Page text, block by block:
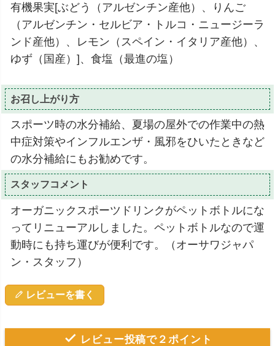
有機果実[ぶどう（アルゼンチン産他）、りんご
（アルゼンチン・セルビア・トルコ・ニュージーラ
ンド産他）、レモン（スペイン・イタリア産他）、
ゆず（国産）]、食塩（最進の塩）
お召し上がり方
スポーツ時の水分補給、夏場の屋外での作業中の熱
中症対策やインフルエンザ・風邪をひいたときなど
の水分補給にもお勧めです。
スタッフコメント
オーガニックスポーツドリンクがペットボトルにな
ってリニューアルしました。ペットボトルなので運
動時にも持ち運びが便利です。（オーサワジャパ
ン・スタッフ）
レビューを書く
レビュー投稿で２ポイント